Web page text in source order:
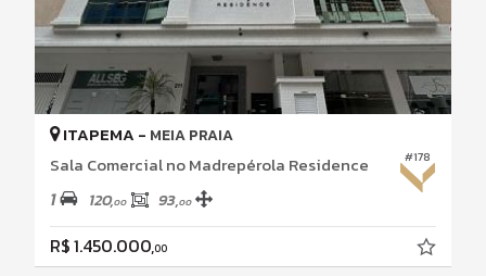
#178
ITAPEMA - MEIA PRAIA
Sala Comercial no Madrepérola Residence
1 120,00 93,00
R$ 1.450.000,00